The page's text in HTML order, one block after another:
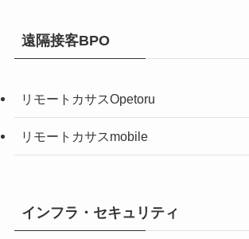
遠隔接客BPO
リモートカサスOpetoru
リモートカサスmobile
インフラ・セキュリティ